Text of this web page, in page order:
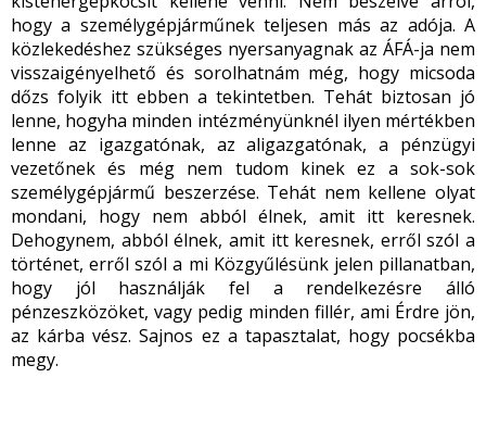
hogy a személygépjárműnek teljesen más az adója. A
közlekedéshez szükséges nyersanyagnak az ÁFÁ-ja nem
visszaigényelhető és sorolhatnám még, hogy micsoda
dőzs folyik itt ebben a tekintetben. Tehát biztosan jó
lenne, hogyha minden intézményünknél ilyen mértékben
lenne az igazgatónak, az aligazgatónak, a pénzügyi
vezetőnek és még nem tudom kinek ez a sok-sok
személygépjármű beszerzése. Tehát nem kellene olyat
mondani, hogy nem abból élnek, amit itt keresnek.
Dehogynem, abból élnek, amit itt keresnek, erről szól a
történet, erről szól a mi Közgyűlésünk jelen pillanatban,
hogy jól használják fel a rendelkezésre álló
pénzeszközöket, vagy pedig minden fillér, ami Érdre jön,
az kárba vész. Sajnos ez a tapasztalat, hogy pocsékba
megy.